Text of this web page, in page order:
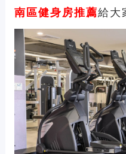
南區健身房推薦